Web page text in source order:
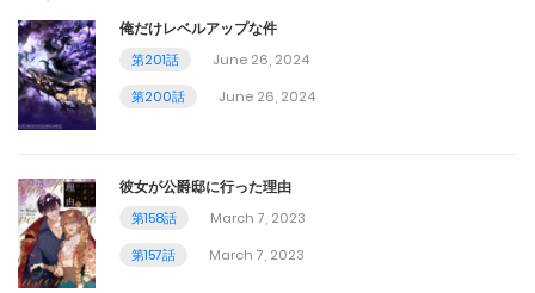
第22話
October 22, 2023
October 14, 2023
第20話
October 11, 2023
俺だけレベルアップな件
第201話
June 26, 2024
第200話
June 26, 2024
彼女が公爵邸に行った理由
第158話
March 7, 2023
第157話
March 7, 2023